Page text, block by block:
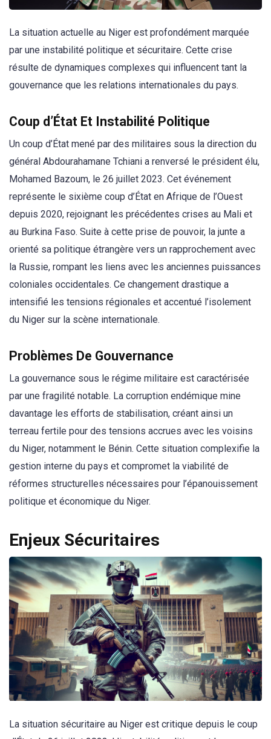
La situation actuelle au Niger est profondément marquée
par une instabilité politique et sécuritaire. Cette crise
résulte de dynamiques complexes qui influencent tant la
gouvernance que les relations internationales du pays.
Coup d’État Et Instabilité Politique
Un coup d’État mené par des militaires sous la direction du
général Abdourahamane Tchiani a renversé le président élu,
Mohamed Bazoum, le 26 juillet 2023. Cet événement
représente le sixième coup d’État en Afrique de l’Ouest
depuis 2020, rejoignant les précédentes crises au Mali et
au Burkina Faso. Suite à cette prise de pouvoir, la junte a
orienté sa politique étrangère vers un rapprochement avec
la Russie, rompant les liens avec les anciennes puissances
coloniales occidentales. Ce changement drastique a
intensifié les tensions régionales et accentué l’isolement
du Niger sur la scène internationale.
Problèmes De Gouvernance
La gouvernance sous le régime militaire est caractérisée
par une fragilité notable. La corruption endémique mine
davantage les efforts de stabilisation, créant ainsi un
terreau fertile pour des tensions accrues avec les voisins
du Niger, notamment le Bénin. Cette situation complexifie la
gestion interne du pays et compromet la viabilité de
réformes structurelles nécessaires pour l’épanouissement
politique et économique du Niger.
Enjeux Sécuritaires
La situation sécuritaire au Niger est critique depuis le coup